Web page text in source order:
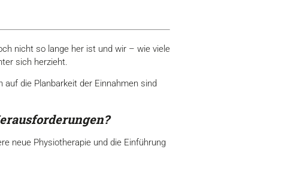
nicht so lange her ist und wir – wie viele
sich herzieht.
die Planbarkeit der Einnahmen sind
neue Physiotherapie und die Einführung